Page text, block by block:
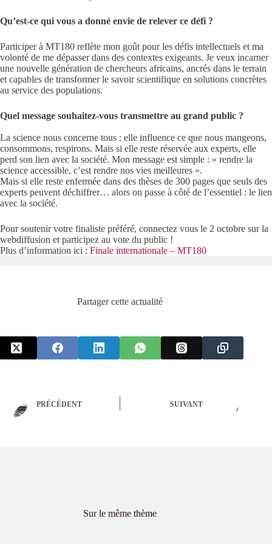
Qu’est-ce qui vous a donné envie de relever ce défi ?
Participer à MT180 reflète mon goût pour les défis intellectuels et ma
volonté de me dépasser dans des contextes exigeants. Je veux incarner
une nouvelle génération de chercheurs africains, ancrés dans le terrain
et capables de transformer le savoir scientifique en solutions concrètes
au service des populations.
Quel message souhaitez-vous transmettre au grand public ?
La science nous concerne tous : elle influence ce que nous mangeons,
consommons, respirons. Mais si elle reste réservée aux experts, elle
perd son lien avec la société. Mon message est simple : « rendre la
science accessible, c’est rendre nos vies meilleures ».
Mais si elle reste enfermée dans des thèses de 300 pages que seuls des
experts peuvent déchiffrer… alors on passe à côté de l’essentiel : le lien
avec la société.
Pour soutenir votre finaliste préféré, connectez vous le 2 octobre sur la
webdiffusion et participez au vote du public !
Plus d’information ici : Finale internationale – MT180
Partager cette actualité
PRÉCÉDENT SUIVANT
Sur le même thème